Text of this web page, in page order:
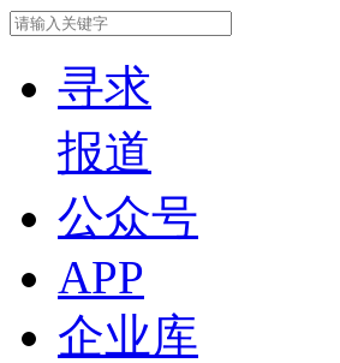
寻求
报道
公众号
APP
企业库